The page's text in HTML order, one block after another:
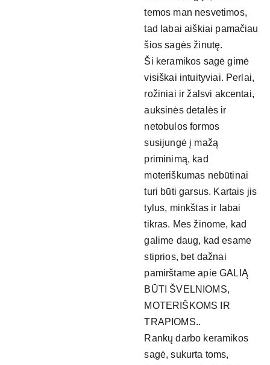
temos man nesvetimos,
tad labai aiškiai pamačiau
šios sagės žinutę.
Ši keramikos sagė gimė
visiškai intuityviai. Perlai,
rožiniai ir žalsvi akcentai,
auksinės detalės ir
netobulos formos
susijungė į mažą
priminimą, kad
moteriškumas nebūtinai
turi būti garsus. Kartais jis
tylus, minkštas ir labai
tikras. Mes žinome, kad
galime daug, kad esame
stiprios, bet dažnai
pamirštame apie GALIĄ
BŪTI ŠVELNIOMS,
MOTERIŠKOMS IR
TRAPIOMS..
Rankų darbo keramikos
sagė, sukurta toms,